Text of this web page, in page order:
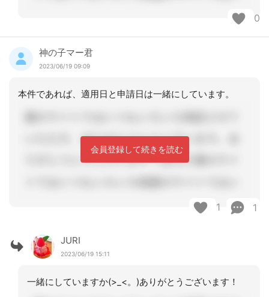
0
神の子マー君
2023/06/19 09:09
本件であれば、適用日と申請日は一緒にしています。
会員登録して続きを読む
1 1
JURI
2023/06/19 15:11
一緒にしていますか(>_<。)ありがとうございます！